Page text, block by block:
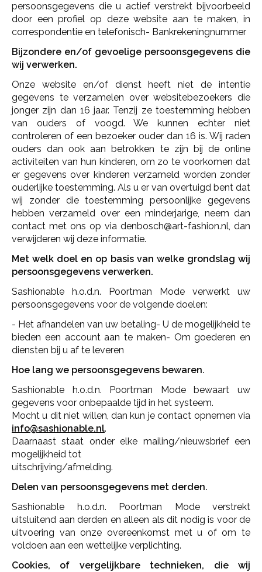
persoonsgegevens die u actief verstrekt bijvoorbeeld
door een profiel op deze website aan te maken, in
correspondentie en telefonisch- Bankrekeningnummer
Bijzondere en/of gevoelige persoonsgegevens die
wij verwerken.
Onze website en/of dienst heeft niet de intentie
gegevens te verzamelen over websitebezoekers die
jonger zijn dan 16 jaar. Tenzij ze toestemming hebben
van ouders of voogd. We kunnen echter niet
controleren of een bezoeker ouder dan 16 is. Wij raden
ouders dan ook aan betrokken te zijn bij de online
activiteiten van hun kinderen, om zo te voorkomen dat
er gegevens over kinderen verzameld worden zonder
ouderlijke toestemming. Als u er van overtuigd bent dat
wij zonder die toestemming persoonlijke gegevens
hebben verzameld over een minderjarige, neem dan
contact met ons op via denbosch@art-fashion.nl, dan
verwijderen wij deze informatie.
Met welk doel en op basis van welke grondslag wij
persoonsgegevens verwerken.
Sashionable h.o.d.n. Poortman Mode verwerkt uw
persoonsgegevens voor de volgende doelen:
- Het afhandelen van uw betaling- U de mogelijkheid te
bieden een account aan te maken- Om goederen en
diensten bij u af te leveren
Hoe lang we persoonsgegevens bewaren.
Sashionable h.o.d.n. Poortman Mode bewaart uw
gegevens voor onbepaalde tijd in het systeem.
Mocht u dit niet willen, dan kun je contact opnemen via
info@sashionable.nl.
Daarnaast staat onder elke mailing/nieuwsbrief een
mogelijkheid tot
uitschrijving/afmelding.
Delen van persoonsgegevens met derden.
Sashionable h.o.d.n. Poortman Mode verstrekt
uitsluitend aan derden en alleen als dit nodig is voor de
uitvoering van onze overeenkomst met u of om te
voldoen aan een wettelijke verplichting.
Cookies, of vergelijkbare technieken, die wij